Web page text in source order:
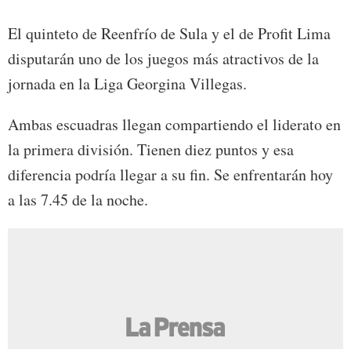
El quinteto de Reenfrío de Sula y el de Profit Lima
disputarán uno de los juegos más atractivos de la
jornada en la Liga Georgina Villegas.
Ambas escuadras llegan compartiendo el liderato en
la primera división. Tienen diez puntos y esa
diferencia podría llegar a su fin. Se enfrentarán hoy
a las 7.45 de la noche.